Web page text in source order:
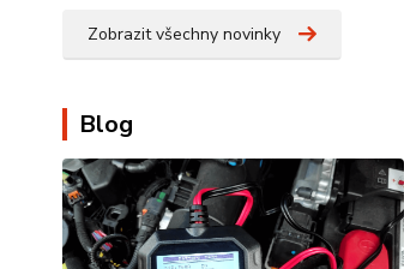
Zobrazit všechny novinky
Blog